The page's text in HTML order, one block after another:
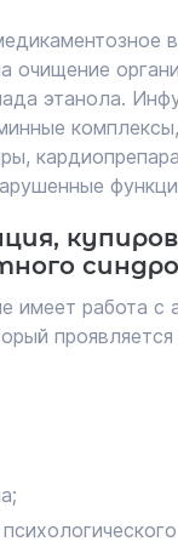
очищение
этанола.
комплексы,
имеет работа с
проявляется